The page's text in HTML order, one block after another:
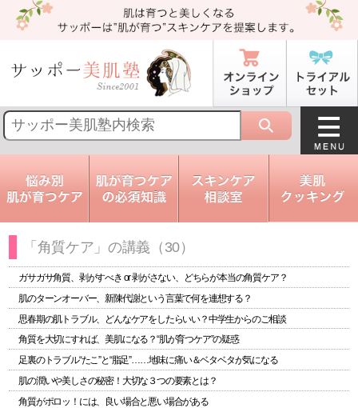
「角質ケア」の講義（30）
ガサガサ角質、剥がすべき or 剥がさない、どちらが本当の角質ケア？
肌のターンオーバー、新陳代謝という言葉で何を連想する？
思春期の肌トラブル、どんなケアをしたらいい？中学生からのご相談
角質を大切にすれば、美肌になる？“肌が育つケア”の疑惑
足裏のトラブル“たこ”と“脂足”……地味に痛い＆ベタベタが気になる
肌の潤いや美しさの秘密！大切な３つの要素とは？
角質がポロッ！には、良い場合と悪い場合がある